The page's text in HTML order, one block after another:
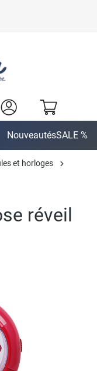
NouveautésSALE %
et horloges
réveil